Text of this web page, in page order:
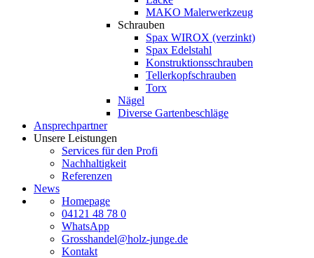
MAKO Malerwerkzeug
Schrauben
Spax WIROX (verzinkt)
Spax Edelstahl
Konstruktionsschrauben
Tellerkopfschrauben
Torx
Nägel
Diverse Gartenbeschläge
Ansprechpartner
Unsere Leistungen
Services für den Profi
Nachhaltigkeit
Referenzen
News
Homepage
04121 48 78 0
WhatsApp
Grosshandel@holz-junge.de
Kontakt